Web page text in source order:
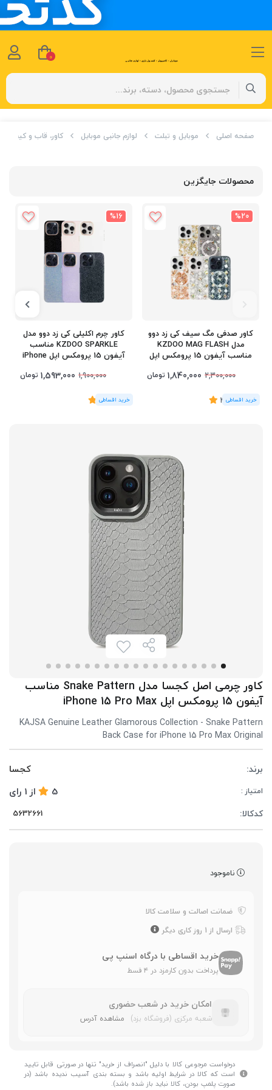
صفحه اصلی موبایل و تبلت لوازم جانبی موبایل کاور، قاب و کیف
محصولات جایگزین
%20
کاور صدفی مگ سیف کی‌ زد دوو
مدل KZDOO MAG FLASH
مناسب آیفون 15 پرومکس اپل
2,300,000
1,840,000 تومان
(2 رای)
4.5
%16
کاور چرم اکلیلی کی‌ زد دوو مدل
KZDOO SPARKLE مناسب
آیفون 15 پرومکس اپل iPhone
1,900,000
1,593,000 تومان
(2 رای)
5
کاور چرمی اصل کجسا مدل Snake Pattern مناسب
آیفون 15 پرومکس اپل iPhone 15 Pro Max
KAJSA Genuine Leather Glamorous Collection - Snake Pattern
Back Case for iPhone 15 Pro Max Original
برند: کجسا
امتیاز : 5 از1 رای
کدکالا:
ناموجود
ضمانت اصالت و سلامت کالا
ارسال از 1 روز کاری دیگر
خرید اقساطی با درگاه اسنپ پی
پرداخت بدون کارمزد در ۴ قسط
امکان خرید در شعب حضوری
شعبه مرکزی (فروشگاه یزد) مشاهده آدرس
درخواست مرجوعی کالا با دلیل "انصراف از خرید" تنها در صورتی قابل تایید
است که کالا در شرایط اولیه باشد و بسته بندی آسیب ندیده باشد (در
صورت پلمپ بودن، کالا نباید باز شده باشد).
0